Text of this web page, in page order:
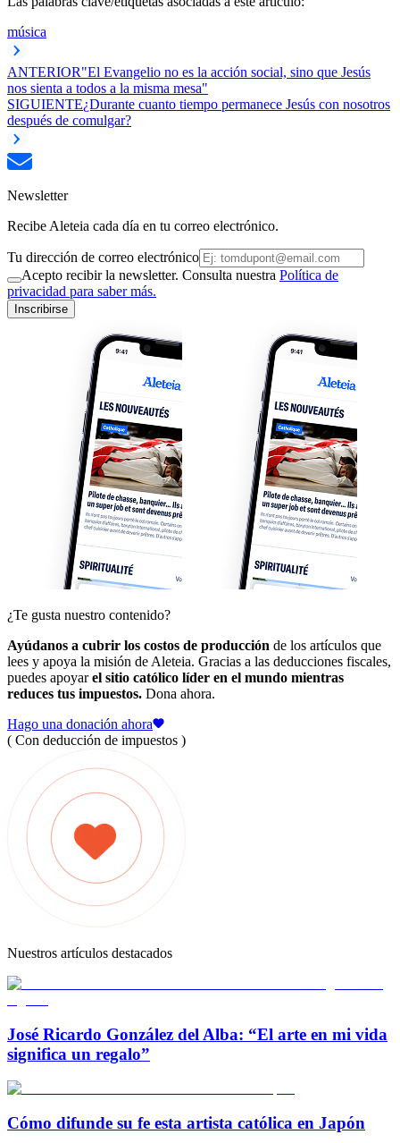
música
ANTERIOR"El Evangelio no es la acción social, sino que Jesús
nos sienta a todos a la misma mesa"
SIGUIENTE¿Durante cuanto tiempo permanece Jesús con nosotros
después de comulgar?
Newsletter
Recibe Aleteia cada día en tu correo electrónico.
Tu dirección de correo electrónico
Acepto recibir la newsletter. Consulta nuestra Política de
privacidad para saber más.
Inscribirse
¿Te gusta nuestro contenido?
Ayúdanos a cubrir los costos de producción de los artículos que
lees y apoya la misión de Aleteia. Gracias a las deducciones fiscales,
puedes apoyarel sitio católico líder en el mundo mientras
reduces tus impuestos. Dona ahora.
Hago una donación ahora
( Con deducción de impuestos )
Nuestros artículos destacados
José Ricardo González del Alba: “El arte en mi vida
significa un regalo”
Cómo difunde su fe esta artista católica en Japón